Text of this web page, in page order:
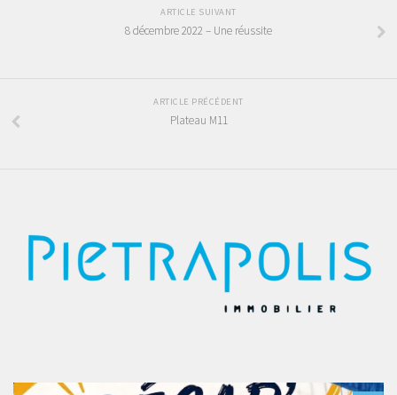
ARTICLE SUIVANT
8 décembre 2022 – Une réussite
ARTICLE PRÉCÉDENT
Plateau M11